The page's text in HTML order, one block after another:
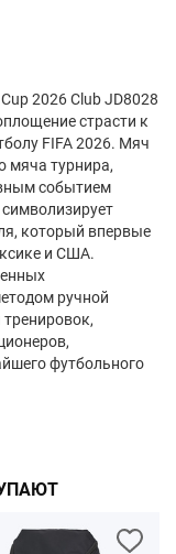
2026 Club JD8028
страсти к
FIFA 2026. Мяч
мяча турнира,
событием
который впервые
и США.
ручной
футбольного